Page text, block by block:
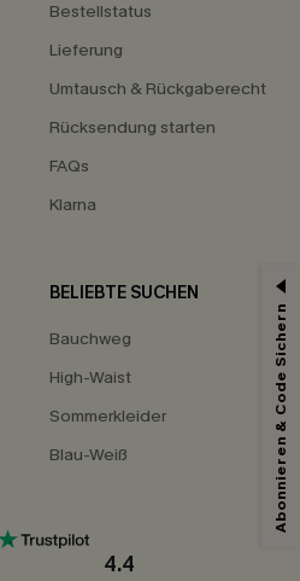
Bestellstatus
Lieferung
Umtausch & Rückgaberecht
Rücksendung starten
FAQs
Klarna
BELIEBTE SUCHEN
Bauchweg
High-Waist
Sommerkleider
Blau-Weiß
4.4
Abonnieren & Code Sichern